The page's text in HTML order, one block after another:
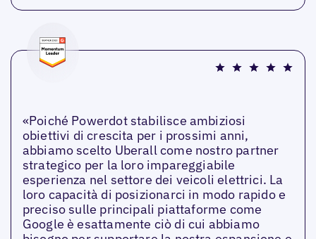
«Poiché Powerdot stabilisce ambiziosi
obiettivi di crescita per i prossimi anni,
abbiamo scelto Uberall come nostro partner
strategico per la loro impareggiabile
esperienza nel settore dei veicoli elettrici. La
loro capacità di posizionarci in modo rapido e
preciso sulle principali piattaforme come
Google è esattamente ciò di cui abbiamo